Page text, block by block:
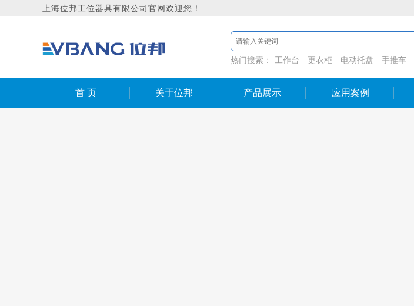
上海位邦工位器具有限公司官网欢迎您！
热门搜索： 工作台 更衣柜 电动托盘 手推车
首 页 关于位邦 产品展示 应用案例